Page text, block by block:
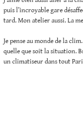
puis l’incroyable gare
tard. Mon atelier aussi. La
Je pense au monde de la
quelle que soit la situation.
un climatiseur dans tout